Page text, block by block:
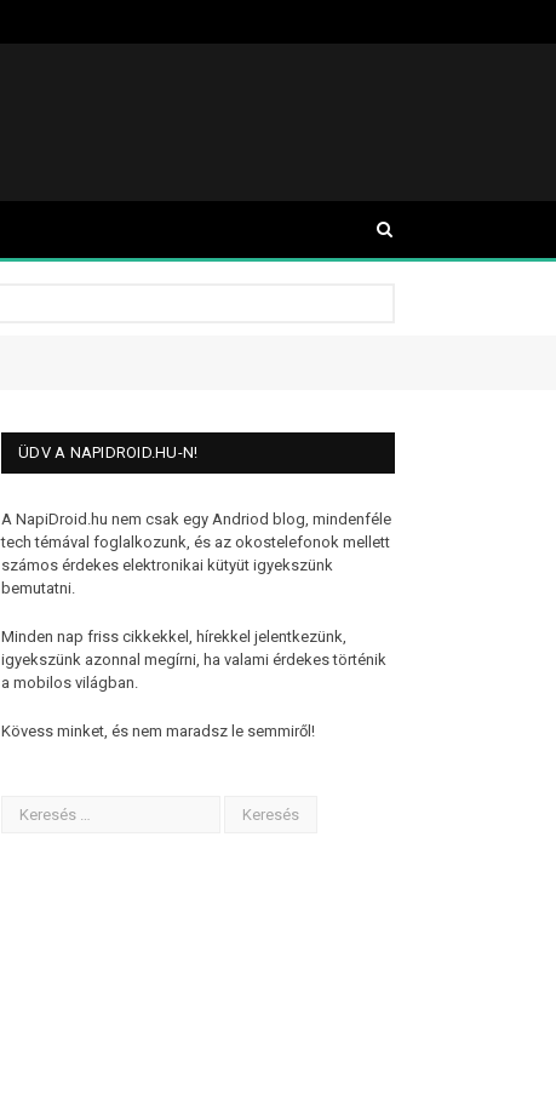
ÜDV A NAPIDROID.HU-N!
A NapiDroid.hu nem csak egy Andriod blog, mindenféle
tech témával foglalkozunk, és az okostelefonok mellett
számos érdekes elektronikai kütyüt igyekszünk
bemutatni.
Minden nap friss cikkekkel, hírekkel jelentkezünk,
igyekszünk azonnal megírni, ha valami érdekes történik
a mobilos világban.
Kövess minket, és nem maradsz le semmiről!